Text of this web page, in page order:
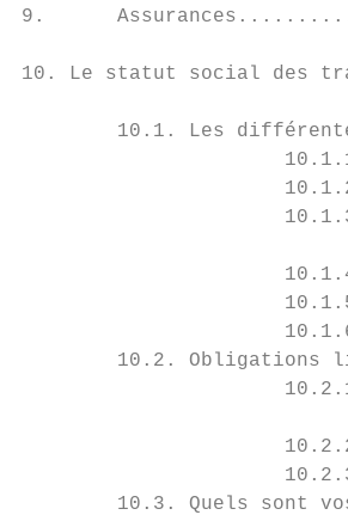
9.
10. Le statut social
10.1. Les
10.2. Obligations
10.3. Quels sont